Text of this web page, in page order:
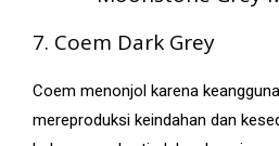
7. Coem Dark Grey
Coem menonjol karena
mereproduksi keindahan dan